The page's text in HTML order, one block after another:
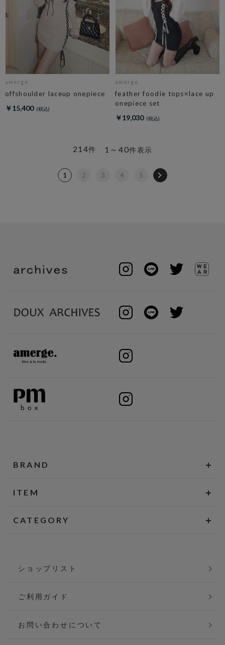
amerge.
offshoulder laceup onepiece
￥15,400
amerge.
feather foodie tops×lace up
onepiece set
￥19,030
1～40件表示
214件
1 2 3 4 5
BRAND
ITEM
CATEGORY
ショップリスト
ご利用ガイド
お問い合わせについて